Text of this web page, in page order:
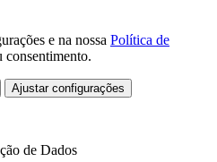
e na nossa Política de
consentimento.
Ajustar configurações
de Dados